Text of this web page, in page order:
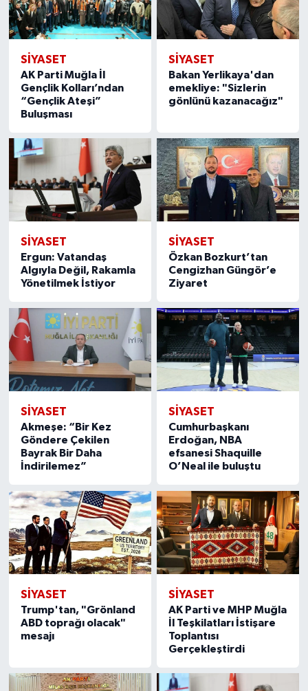
SIYASET
AK Parti Muğla İl
Gençlik Kolları’ndan
“Gençlik Ateşi”
Buluşması
SIYASET
Bakan Yerlikaya'dan
emekliye: "Sizlerin
gönlünü kazanacağız"
SIYASET
Ergun: Vatandaş
Algıyla Değil, Rakamla
Yönetilmek İstiyor
SIYASET
Özkan Bozkurt’tan
Cengizhan Güngör’e
Ziyaret
SIYASET
Akmeşe: “Bir Kez
Göndere Çekilen
Bayrak Bir Daha
İndirilemez”
SIYASET
Cumhurbaşkanı
Erdoğan, NBA
efsanesi Shaquille
O’Neal ile buluştu
SIYASET
Trump'tan, "Grönland
ABD toprağı olacak"
mesajı
SIYASET
AK Parti ve MHP Muğla
İl Teşkilatları İstişare
Toplantısı
Gerçekleştirdi